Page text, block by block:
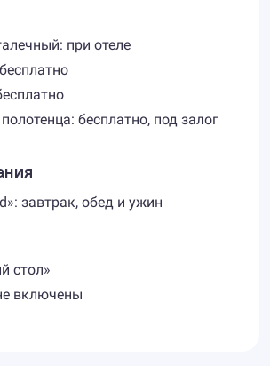
при отеле
бесплатно, под залог
завтрак, обед и ужин
стол»
включены